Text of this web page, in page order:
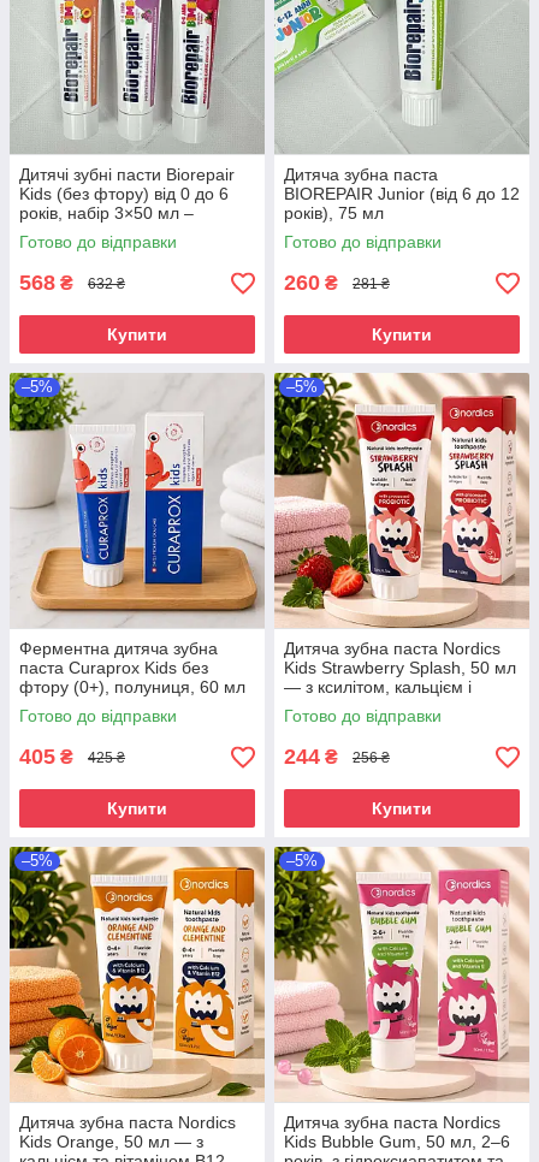
Дитячі зубні пасти Biorepair
Kids (без фтору) від 0 до 6
років, набір 3×50 мл –
полуниця, персик, виноград
Готово до відправки
568 ₴ 632 ₴
Купити
Дитяча зубна паста
BIOREPAIR Junior (від 6 до 12
років), 75 мл
Готово до відправки
260 ₴ 281 ₴
Купити
–5%
Ферментна дитяча зубна
паста Curaprox Kids без
фтору (0+), полуниця, 60 мл
— догляд з перших зубів від
народження
Готово до відправки
405 ₴ 425 ₴
Купити
–5%
Дитяча зубна паста Nordics
Kids Strawberry Splash, 50 мл
— з ксилітом, кальцієм і
пробіотиком, без фтору, від 0
до 12 років
Готово до відправки
244 ₴ 256 ₴
Купити
–5%
Дитяча зубна паста Nordics
Kids Orange, 50 мл — з
–5%
Дитяча зубна паста Nordics
Kids Bubble Gum, 50 мл, 2–6